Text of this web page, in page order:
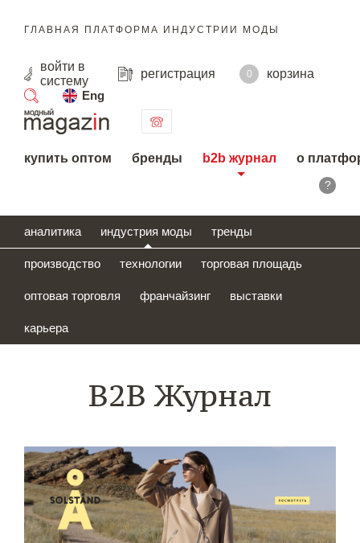
ГЛАВНАЯ ПЛАТФОРМА ИНДУСТРИИ МОДЫ
войти в
систему
регистрация 0
корзина
Eng
поиск
купить оптом бренды b2b журнал о
?
аналитика индустрия моды тренды
производство технологии торговая площадь
оптовая торговля франчайзинг выставки
карьера
B2B Журнал